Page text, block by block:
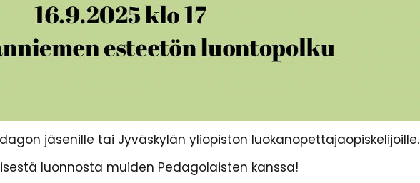
jäsenille tai Jyväskylän yliopiston luokanopettajaopiskelijoille.
luonnosta muiden Pedagolaisten kanssa!